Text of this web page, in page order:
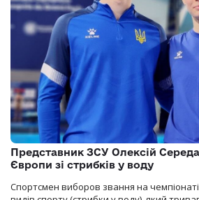
Представник ЗСУ Олексій
Європи зі стрибків у воду
Спортсмен виборов звання на